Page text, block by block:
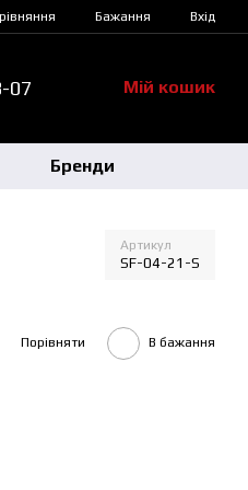
Бажання Вхід
07 Мій кошик
Бренди
Артикул
SF-04-21-S
Порівняти В бажання